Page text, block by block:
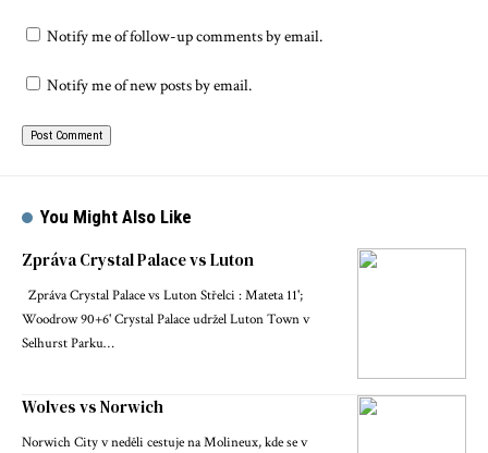
Notify me of follow-up comments by email.
Notify me of new posts by email.
You Might Also Like
Zpráva Crystal Palace vs Luton
Zpráva Crystal Palace vs Luton Střelci : Mateta 11';
Woodrow 90+6' Crystal Palace udržel Luton Town v
Selhurst Parku…
Wolves vs Norwich
Norwich City v neděli cestuje na Molineux, kde se v